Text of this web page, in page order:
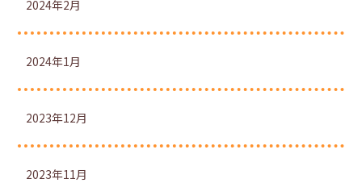
2024年2月
2024年1月
2023年12月
2023年11月